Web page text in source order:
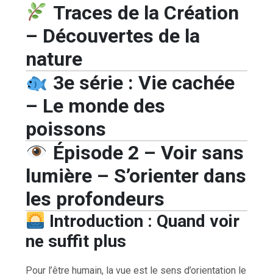
Traces de la Création
– Découvertes de la
nature
3e série : Vie cachée
– Le monde des
poissons
Épisode 2 – Voir sans
lumière – S’orienter dans
les profondeurs
Introduction : Quand voir
ne suffit plus
Pour l’être humain, la vue est le sens d’orientation le